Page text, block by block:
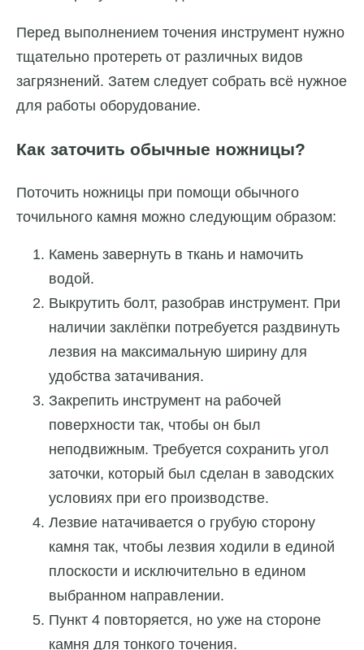
Перед выполнением точения инструмент нужно
тщательно протереть от различных видов
загрязнений. Затем следует собрать всё нужное
для работы оборудование.
Как заточить обычные ножницы?
Поточить ножницы при помощи обычного
точильного камня можно следующим образом:
Камень завернуть в ткань и намочить
водой.
Выкрутить болт, разобрав инструмент. При
наличии заклёпки потребуется раздвинуть
лезвия на максимальную ширину для
удобства затачивания.
Закрепить инструмент на рабочей
поверхности так, чтобы он был
неподвижным. Требуется сохранить угол
заточки, который был сделан в заводских
условиях при его производстве.
Лезвие натачивается о грубую сторону
камня так, чтобы лезвия ходили в единой
плоскости и исключительно в едином
выбранном направлении.
Пункт 4 повторяется, но уже на стороне
камня для тонкого точения.